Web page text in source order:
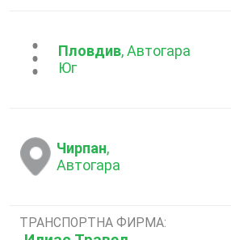
...Пловдив, Автогара
Юг
Чирпан,
Автогара
ТРАНСПОРТНА ФИРМА: